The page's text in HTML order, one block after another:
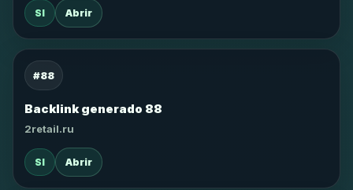
SI Abrir
#88
Backlink generado 88
2retail.ru
SI Abrir